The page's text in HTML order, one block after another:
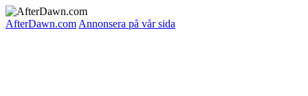
AfterDawn.com Annonsera på vår sida